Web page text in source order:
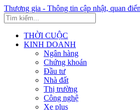
Thương gia - Thông tin cập nhật, quan
THỜI CUỘC
KINH DOANH
Ngân hàng
Chứng khoán
Đầu tư
Nhà đất
Thị trường
Công nghệ
Xe plus